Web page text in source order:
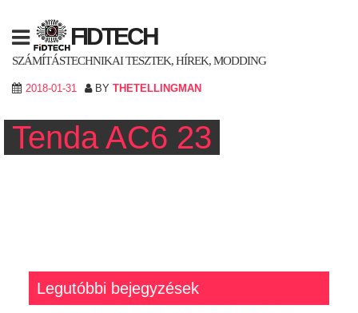
content
FIDTECH
SZÁMÍTÁSTECHNIKAI TESZTEK, HÍREK, MODDING
2018-01-31 BY THETELLINGMAN
Tenda AC6 23
Legutóbbi bejegyzések